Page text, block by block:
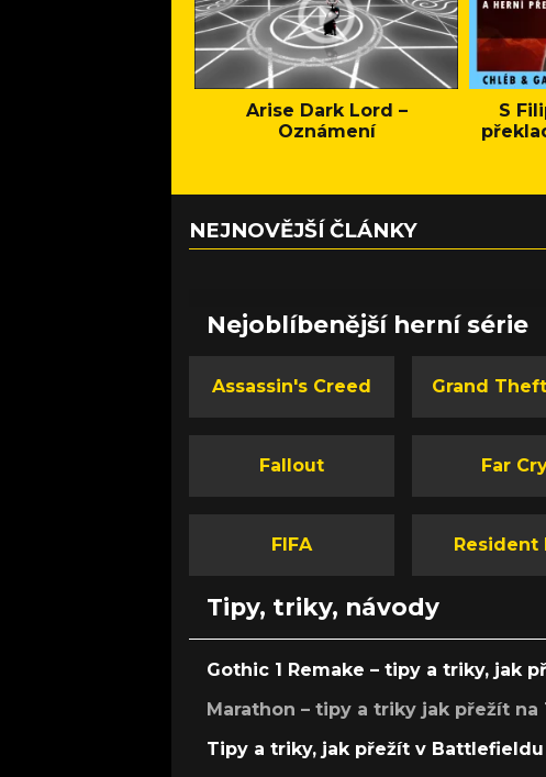
Arise Dark Lord –
Oznámení
S
NEJNOVĚJŠÍ ČLÁNKY
Nejoblíbenější herní série
Assassin's Creed Grand
Fallout Far
FIFA Resident
Tipy, triky, návody
Gothic 1 Remake – tipy a triky, jak
Marathon – tipy a triky jak přežít na
Tipy a triky, jak přežít v Battlefieldu